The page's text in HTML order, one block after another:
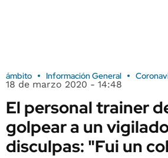
ámbito Información General
18 de marzo 2020 - 14:48
El personal trainer
golpear a un
disculpas: "Fui un